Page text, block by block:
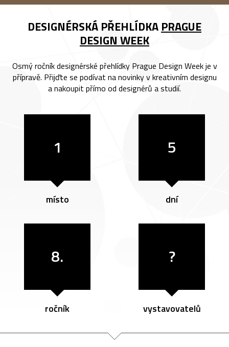
DESIGNÉRSKÁ PŘEHLÍDKA PRAGUE
DESIGN WEEK
Osmý ročník designérské přehlídky Prague Design Week je v
přípravě. Přijďte se podívat na novinky v kreativním designu
a nakoupit přímo od designérů a studií.
1
místo
5
dní
8.
ročník
?
vystavovatelů